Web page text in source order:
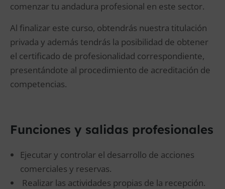
comenzar tu andadura profesional en este sector.
Al finalizar este curso, obtendrás nuestra titulación
privada y además tendrás la posibilidad de obtener
el certificado de profesionalidad correspondiente,
presentándote al procedimiento de acreditación de
competencias.
Funciones y salidas profesionales
Ejecutar y controlar el desarrollo de acciones
comerciales y reservas.
Realizar las actividades propias de la recepción.